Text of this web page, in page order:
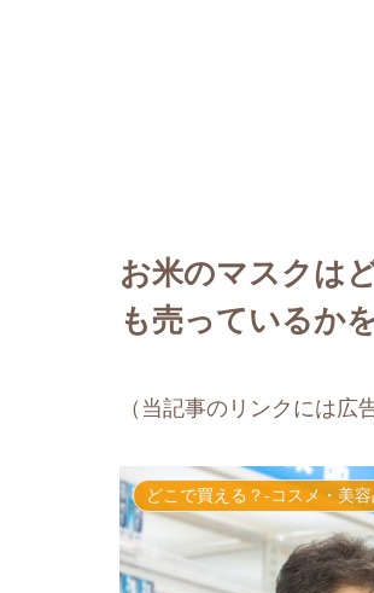
お米のマスクは
も売っているか
（当記事のリンクには広
どこで買える？-コスメ・美容